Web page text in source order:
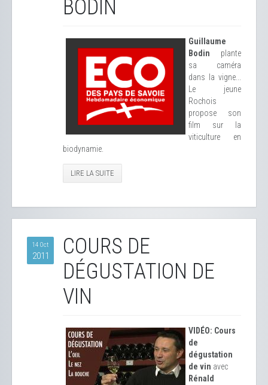
BODIN
Guillaume
Bodin plante
sa caméra
dans la vigne...
Le jeune
Rochois
propose son
film sur la
viticulture en
biodynamie.
LIRE LA SUITE
14 Oct
2011
COURS DE
DÉGUSTATION DE
VIN
VIDÉO: Cours
de
dégustation
de vin avec
Rénald